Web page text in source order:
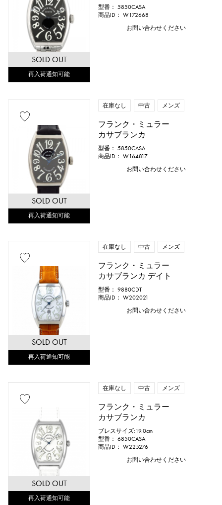
SOLD OUT
再入荷通知可能
型番： 5850CASA
商品ID： W172668
お問い合わせください
SOLD OUT
再入荷通知可能
在庫なし 中古 メンズ
フランク・ミュラー
カサブランカ
型番： 5850CASA
商品ID： W164817
お問い合わせください
SOLD OUT
再入荷通知可能
在庫なし 中古 メンズ
フランク・ミュラー
カサブランカ デイト
型番： 9880CDT
商品ID： W202021
お問い合わせください
SOLD OUT
再入荷通知可能
在庫なし 中古 メンズ
フランク・ミュラー
カサブランカ
ブレスサイズ:19.0cm
型番： 6850CASA
商品ID： W225276
お問い合わせください